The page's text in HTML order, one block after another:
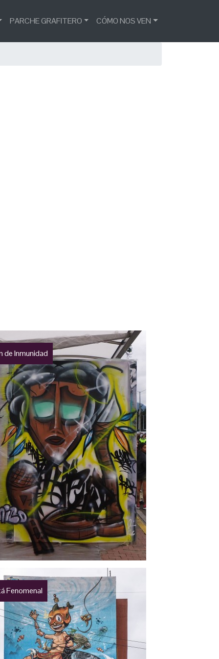
PARCHE GRAFITERO CÓMO NOS VEN
de Inmunidad
Fenomenal